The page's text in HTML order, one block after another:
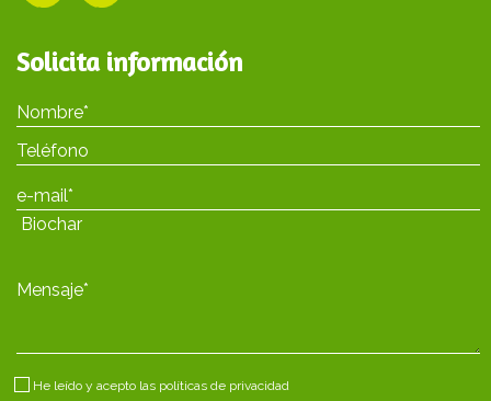
Solicita información
He leído y acepto las políticas de privacidad